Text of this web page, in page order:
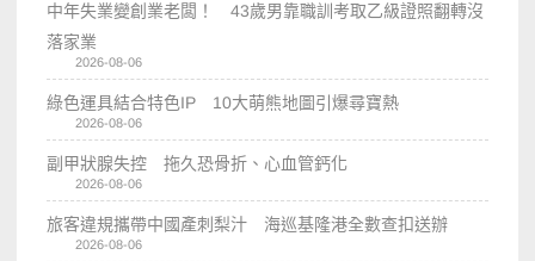
中年失業變創業老闆！ 43歲男靠職訓考取乙級證照翻轉沒
落家業
2026-08-06
綠色運具結合特色IP 10大萌熊地圖引爆尋寶熱
2026-08-06
副甲狀腺失控 拖久恐骨折、心血管鈣化
2026-08-06
旅客違規攜帶中國產刺梨汁 海巡基隆港全數查扣送辦
2026-08-06